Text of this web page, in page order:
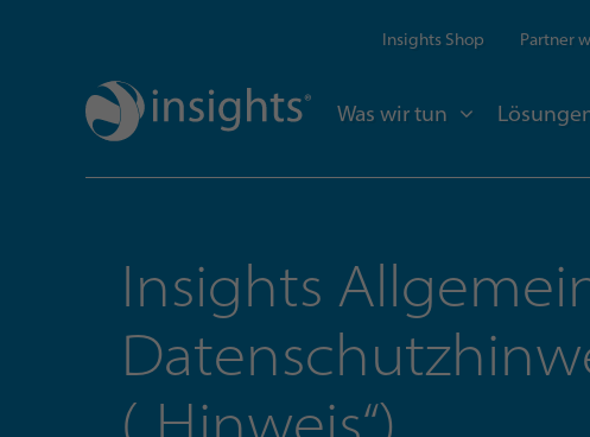
Insights Shop Partner
Was wir tun
Insights
(„Hinweis“)